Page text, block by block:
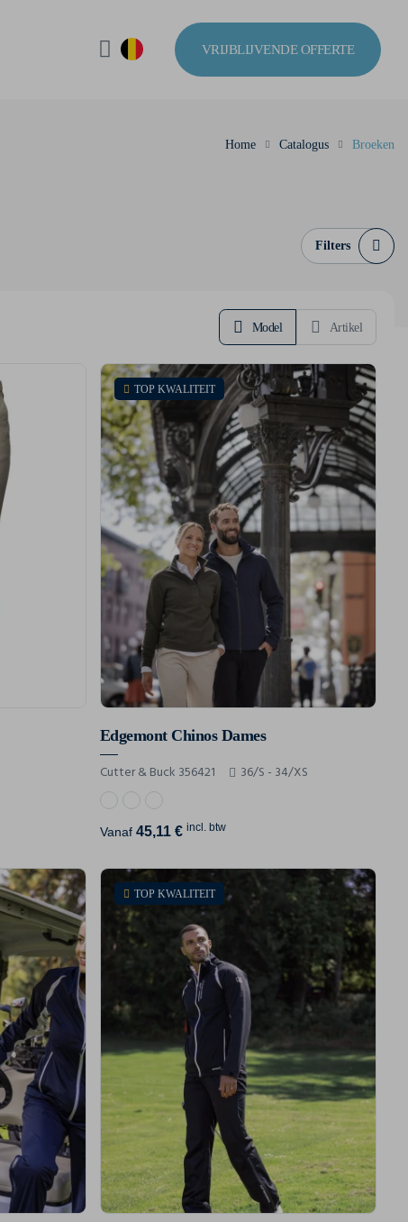
VRIJBLIJVENDE OFFERTE
Home Catalogus Broeken
Filters
Model Artikel
TOP KWALITEIT
Edgemont Chinos Dames
Cutter & Buck 356421 36/S - 34/XS
Vanaf 45,11 € incl. btw
TOP KWALITEIT